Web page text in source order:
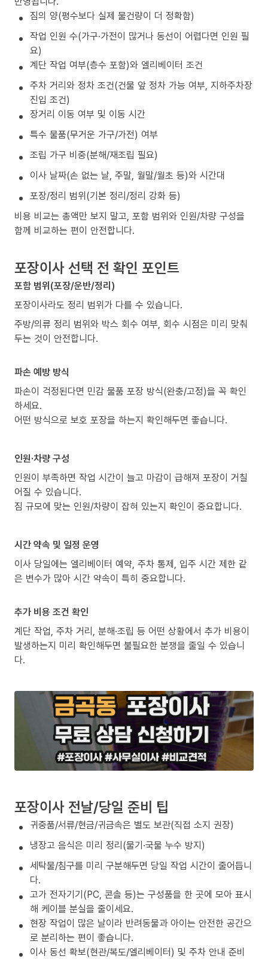
짐의 양(평수보다 실제 물건량이 더 정확함)
작업 인원 수(가구·가전이 많거나 동선이 어렵다면 인원 필
요)
계단 작업 여부(층수 포함)와 엘리베이터 조건
주차 거리와 정차 조건(건물 앞 정차 가능 여부, 지하주차장
진입 조건)
장거리 이동 여부 및 이동 시간
특수 물품(무거운 가구/가전) 여부
조립 가구 비중(분해/재조립 필요)
이사 날짜(손 없는 날, 주말, 월말/월초 등)와 시간대
포장/정리 범위(기본 정리/정리 강화 등)
비용 비교는 총액만 보지 말고, 포함 범위와 인원/차량 구성을
함께 비교하는 편이 안전합니다.
포장이사 선택 전 확인 포인트
포함 범위(포장/운반/정리)
포장이사라도 정리 범위가 다를 수 있습니다.
주방/의류 정리 범위와 박스 회수 여부, 회수 시점은 미리 맞춰
두는 것이 안전합니다.
파손 예방 방식
파손이 걱정된다면 민감 물품 포장 방식(완충/고정)을 꼭 확인
하세요.
어떤 방식으로 보호 포장을 하는지 확인해두면 좋습니다.
인원·차량 구성
인원이 부족하면 작업 시간이 늘고 마감이 급해져 포장이 거칠
어질 수 있습니다.
짐 규모에 맞는 인원/차량이 잡혀 있는지 확인이 중요합니다.
시간 약속 및 일정 운영
이사 당일에는 엘리베이터 예약, 주차 통제, 입주 시간 제한 같
은 변수가 많아 시간 약속이 특히 중요합니다.
추가 비용 조건 확인
계단 작업, 주차 거리, 분해·조립 등 어떤 상황에서 추가 비용이
발생하는지 미리 확인해두면 불필요한 분쟁을 줄일 수 있습니
다.
포장이사 전날/당일 준비 팁
귀중품/서류/현금/귀금속은 별도 보관(직접 소지 권장)
냉장고 음식은 미리 정리(물기·국물 누수 방지)
세탁물/침구를 미리 구분해두면 당일 작업 시간이 줄어듭니
다.
고가 전자기기(PC, 콘솔 등)는 구성품을 한 곳에 모아 표시
해 케이블 분실을 줄이세요.
현장 작업이 많은 날이라 반려동물과 아이는 안전한 공간으
로 분리하는 편이 좋습니다.
이사 동선 확보(현관/복도/엘리베이터) 및 주차 안내 준비